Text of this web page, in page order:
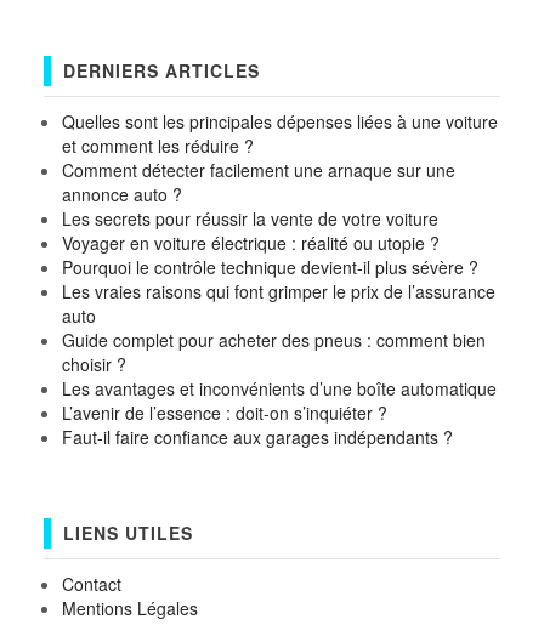
DERNIERS ARTICLES
Quelles sont les principales dépenses liées à une voiture
et comment les réduire ?
Comment détecter facilement une arnaque sur une
annonce auto ?
Les secrets pour réussir la vente de votre voiture
Voyager en voiture électrique : réalité ou utopie ?
Pourquoi le contrôle technique devient-il plus sévère ?
Les vraies raisons qui font grimper le prix de l’assurance
auto
Guide complet pour acheter des pneus : comment bien
choisir ?
Les avantages et inconvénients d’une boîte automatique
L’avenir de l’essence : doit-on s’inquiéter ?
Faut-il faire confiance aux garages indépendants ?
LIENS UTILES
Contact
Mentions Légales